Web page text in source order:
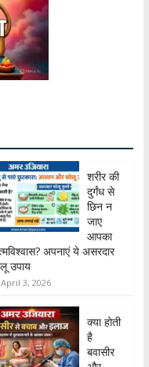
शरीर की
दुर्गंध से
छिन न
जाए
आपका
अपनाएं ये असरदार
उपाय
April 3, 2026
क्या होती
है
बवासीर